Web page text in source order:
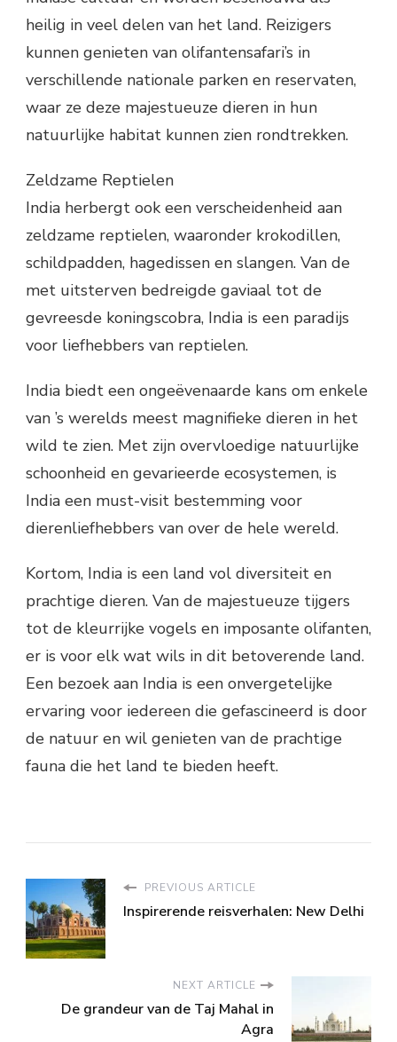
heilig in veel delen van het land. Reizigers
kunnen genieten van olifantensafari’s in
verschillende nationale parken en reservaten,
waar ze deze majestueuze dieren in hun
natuurlijke habitat kunnen zien rondtrekken.
Zeldzame Reptielen
India herbergt ook een verscheidenheid aan
zeldzame reptielen, waaronder krokodillen,
schildpadden, hagedissen en slangen. Van de
met uitsterven bedreigde gaviaal tot de
gevreesde koningscobra, India is een paradijs
voor liefhebbers van reptielen.
India biedt een ongeëvenaarde kans om enkele
van ’s werelds meest magnifieke dieren in het
wild te zien. Met zijn overvloedige natuurlijke
schoonheid en gevarieerde ecosystemen, is
India een must-visit bestemming voor
dierenliefhebbers van over de hele wereld.
Kortom, India is een land vol diversiteit en
prachtige dieren. Van de majestueuze tijgers
tot de kleurrijke vogels en imposante olifanten,
er is voor elk wat wils in dit betoverende land.
Een bezoek aan India is een onvergetelijke
ervaring voor iedereen die gefascineerd is door
de natuur en wil genieten van de prachtige
fauna die het land te bieden heeft.
PREVIOUS ARTICLE
Inspirerende reisverhalen: New Delhi
NEXT ARTICLE
De grandeur van de Taj Mahal in
Agra